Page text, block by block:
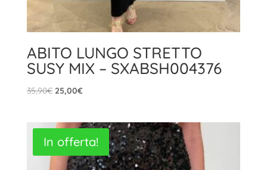
ABITO LUNGO STRETTO
SUSY MIX – SXABSH004376
35,90€ Il
era:
35,90€.
25,00€Il
è:
25,00€.
In offerta!